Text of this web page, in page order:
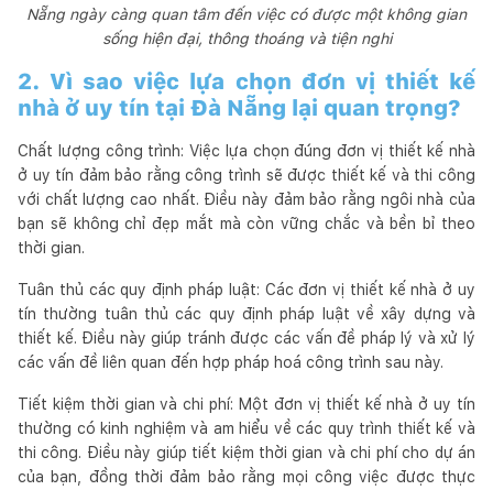
Nẵng ngày càng quan tâm đến việc có được một không gian
sống hiện đại, thông thoáng và tiện nghi
2. Vì sao việc lựa chọn đơn vị thiết kế
nhà ở uy tín tại Đà Nẵng lại quan trọng?
Chất lượng công trình: Việc lựa chọn đúng đơn vị thiết kế nhà
ở uy tín đảm bảo rằng công trình sẽ được thiết kế và thi công
với chất lượng cao nhất. Điều này đảm bảo rằng ngôi nhà của
bạn sẽ không chỉ đẹp mắt mà còn vững chắc và bền bỉ theo
thời gian.
Tuân thủ các quy định pháp luật: Các đơn vị thiết kế nhà ở uy
tín thường tuân thủ các quy định pháp luật về xây dựng và
thiết kế. Điều này giúp tránh được các vấn đề pháp lý và xử lý
các vấn đề liên quan đến hợp pháp hoá công trình sau này.
Tiết kiệm thời gian và chi phí: Một đơn vị thiết kế nhà ở uy tín
thường có kinh nghiệm và am hiểu về các quy trình thiết kế và
thi công. Điều này giúp tiết kiệm thời gian và chi phí cho dự án
của bạn, đồng thời đảm bảo rằng mọi công việc được thực